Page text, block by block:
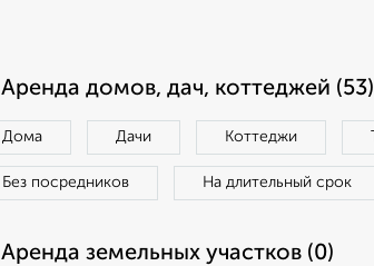
Аренда домов, дач, коттеджей (53)
Дома Дачи Коттеджи
Без посредников На длительный срок
Аренда земельных участков (0)